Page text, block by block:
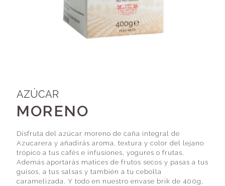
AZÚCAR
MORENO
Disfruta del azúcar moreno de caña integral de
Azucarera y añadirás aroma, textura y color del lejano
trópico a tus cafés e infusiones, yogures o frutas.
Además aportarás matices de frutos secos y pasas a tus
guisos, a tus salsas y también a tu cebolla
caramelizada. Y todo en nuestro envase brik de 400g,